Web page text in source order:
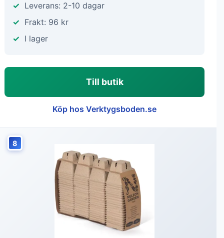
Leverans: 2-10 dagar
Frakt: 96 kr
I lager
Till butik
Köp hos Verktygsboden.se
8